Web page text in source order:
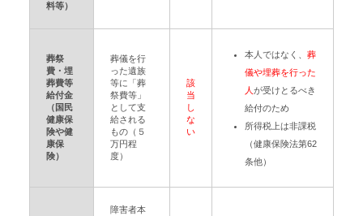
料等）
葬祭
費・埋
葬費等
給付金
（国民
健康保
険や健
康保
険）
葬儀を行
った遺族
等に「葬
祭費等」
として支
給される
もの（５
万円程
度）
該
当
し
な
い
本人ではなく、 葬
儀や埋葬を行った
人 が受けとるべき
給付のため
所得税上は非課税
（健康保険法第62
条他）
障害者本